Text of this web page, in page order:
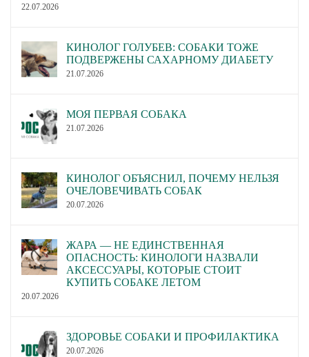
22.07.2026
КИНОЛОГ ГОЛУБЕВ: СОБАКИ ТОЖЕ
ПОДВЕРЖЕНЫ САХАРНОМУ ДИАБЕТУ
21.07.2026
МОЯ ПЕРВАЯ СОБАКА
21.07.2026
КИНОЛОГ ОБЪЯСНИЛ, ПОЧЕМУ НЕЛЬЗЯ
ОЧЕЛОВЕЧИВАТЬ СОБАК
20.07.2026
ЖАРА — НЕ ЕДИНСТВЕННАЯ
ОПАСНОСТЬ: КИНОЛОГИ НАЗВАЛИ
АКСЕССУАРЫ, КОТОРЫЕ СТОИТ
КУПИТЬ СОБАКЕ ЛЕТОМ
20.07.2026
ЗДОРОВЬЕ СОБАКИ И ПРОФИЛАКТИКА
20.07.2026